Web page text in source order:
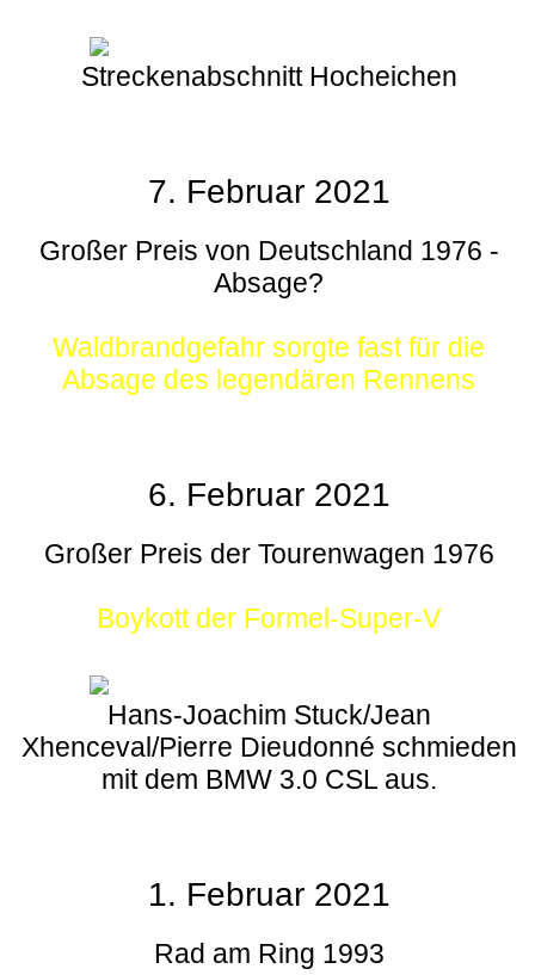
Streckenabschnitt Hocheichen
7. Februar 2021
Großer Preis von Deutschland 1976 -
Absage?
Waldbrandgefahr sorgte fast für die
Absage des legendären Rennens
6. Februar 2021
Großer Preis der Tourenwagen 1976
Boykott der Formel-Super-V
Hans-Joachim Stuck/Jean
Xhenceval/Pierre Dieudonné schmieden
mit dem BMW 3.0 CSL aus.
1. Februar 2021
Rad am Ring 1993